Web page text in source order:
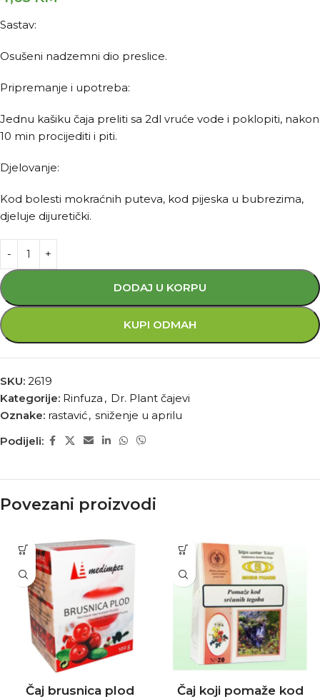
Sastav:
Osušeni nadzemni dio preslice.
Pripremanje i upotreba:
Jednu kašiku čaja preliti sa 2dl vruće vode i poklopiti, nakon
10 min procijediti i piti.
Djelovanje:
Kod bolesti mokraćnih puteva, kod pijeska u bubrezima,
djeluje dijuretički.
DODAJ U KORPU
KUPI ODMAH
SKU: 2619
Kategorije: Rinfuza , Dr. Plant čajevi
Oznake: rastavić, sniženje u aprilu
Podijeli:
Povezani proizvodi
Čaj brusnica plod
Čaj koji pomaže kod